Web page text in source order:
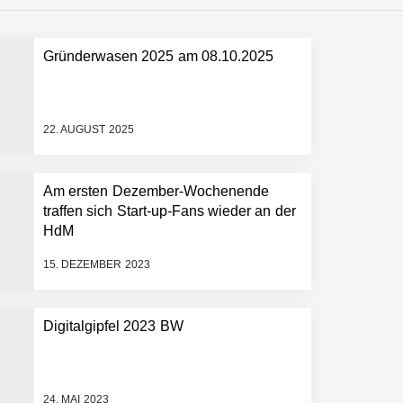
Gründerwasen 2025 am 08.10.2025
22. AUGUST 2025
Am ersten Dezember-Wochenende
traffen sich Start-up-Fans wieder an der
HdM
15. DEZEMBER 2023
Digitalgipfel 2023 BW
24. MAI 2023
Entwicklungsprozesse